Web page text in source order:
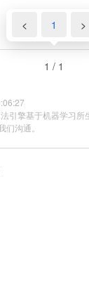
< 1 >
1 / 1
引擎基于机器学习所
沟通。